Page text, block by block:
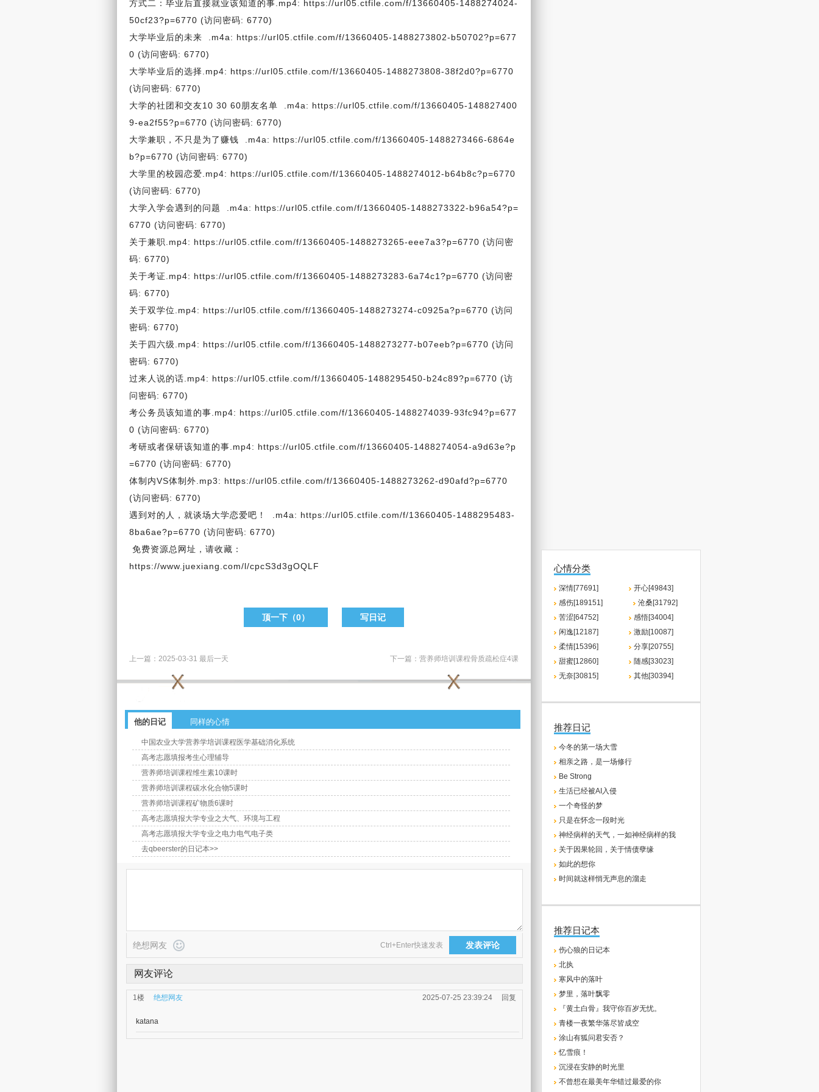
方式二：毕业后直接就业该知道的事.mp4: https://url05.ctfile.com/f/13660405-1488274024-
50cf23?p=6770 (访问密码: 6770)
大学毕业后的未来 .m4a: https://url05.ctfile.com/f/13660405-1488273802-b50702?p=677
0 (访问密码: 6770)
大学毕业后的选择.mp4: https://url05.ctfile.com/f/13660405-1488273808-38f2d0?p=6770
(访问密码: 6770)
大学的社团和交友10 30 60朋友名单 .m4a: https://url05.ctfile.com/f/13660405-148827400
9-ea2f55?p=6770 (访问密码: 6770)
大学兼职，不只是为了赚钱 .m4a: https://url05.ctfile.com/f/13660405-1488273466-6864e
b?p=6770 (访问密码: 6770)
大学里的校园恋爱 .mp4: https://url05.ctfile.com/f/13660405-1488274012-b64b8c?p=6770
(访问密码: 6770)
大学入学会遇到的问题 .m4a: https://url05.ctfile.com/f/13660405-1488273322-b96a54?p=
6770 (访问密码: 6770)
关于兼职.mp4: https://url05.ctfile.com/f/13660405-1488273265-eee7a3?p=6770 (访问密
码: 6770)
关于考证.mp4: https://url05.ctfile.com/f/13660405-1488273283-6a74c1?p=6770 (访问密
码: 6770)
关于双学位.mp4: https://url05.ctfile.com/f/13660405-1488273274-c0925a?p=6770 (访问
密码: 6770)
关于四六级.mp4: https://url05.ctfile.com/f/13660405-1488273277-b07eeb?p=6770 (访问
密码: 6770)
过来人说的话.mp4: https://url05.ctfile.com/f/13660405-1488295450-b24c89?p=6770 (访
问密码: 6770)
考公务员该知道的事.mp4: https://url05.ctfile.com/f/13660405-1488274039-93fc94?p=677
0 (访问密码: 6770)
考研或者保研该知道的事.mp4: https://url05.ctfile.com/f/13660405-1488274054-a9d63e?p
=6770 (访问密码: 6770)
体制内VS体制外.mp3: https://url05.ctfile.com/f/13660405-1488273262-d90afd?p=6770
(访问密码: 6770)
遇到对的人，就谈场大学恋爱吧！ .m4a: https://url05.ctfile.com/f/13660405-1488295483-
8ba6ae?p=6770 (访问密码: 6770)
免费资源总网址，请收藏：
https://www.juexiang.com/l/cpcS3d3gOQLF
顶一下（0） 写日记
上一篇： 2025-03-31 最后一天 下一篇： 营养师培训课程骨质疏松症4课
他的日记 同样的心情
中国农业大学营养学培训课程医学基础消化系统
高考志愿填报考生心理辅导
营养师培训课程维生素10课时
营养师培训课程碳水化合物5课时
营养师培训课程矿物质6课时
高考志愿填报大学专业之大气、环境与工程
高考志愿填报大学专业之电力电气电子类
去qbeerster的日记本>>
心情分类
深情[77691]
开心[49843]
感伤[189151]
沧桑[31792]
苦涩[64752]
感悟[34004]
闲逸[12187]
激励[10087]
柔情[15396]
分享[20755]
甜蜜[12860]
随感[33023]
无奈[30815]
其他[30394]
推荐日记
今冬的第一场大雪
相亲之路，是一场修行
Be Strong
生活已经被AI入侵
一个奇怪的梦
只是在怀念一段时光
神经病样的天气，一如神经病样的我
关于因果轮回，关于情债孽缘
如此的想你
时间就这样悄无声息的溜走
推荐日记本
伤心狼的日记本
北执
寒风中的落叶
梦里，落叶飘零
『黄土白骨』我守你百岁无忧。
青楼一夜繁华落尽皆成空
涂山有狐问君安否？
忆雪痕！
沉浸在安静的时光里
不曾想在最美年华错过最爱的你